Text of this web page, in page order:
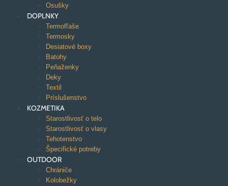
Osušky
DOPLNKY
Termofľaše
Termosky
Desiatové boxy
Batohy
Peňaženky
Deky
Textil
Príslušenstvo
KOZMETIKA
Starostlivosť o telo
Starostlivosť o vlasy
Tehotenstvo
Špecifické potreby
OUTDOOR
Chrániče
Kolobežky